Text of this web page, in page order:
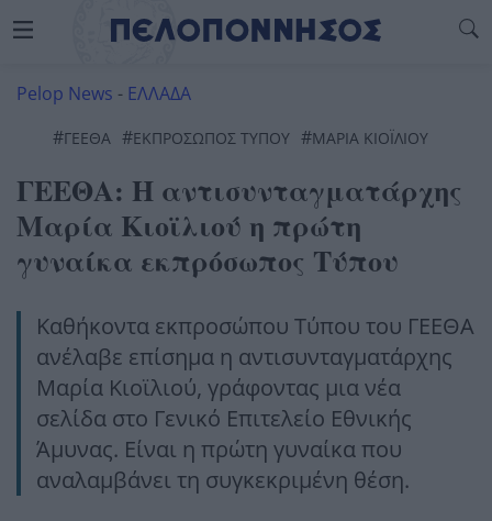
Pelop News - ΕΛΛΑΔΑ
#ΓΕΕΘΑ #ΕΚΠΡΟΣΩΠΟΣ ΤΥΠΟΥ #ΜΑΡΙΑ ΚΙΟΪΛΙΟΥ
ΓΕΕΘΑ: Η αντισυνταγματάρχης
Μαρία Κιοϊλιού η πρώτη
γυναίκα εκπρόσωπος Τύπου
Καθήκοντα εκπροσώπου Τύπου του ΓΕΕΘΑ
ανέλαβε επίσημα η αντισυνταγματάρχης
Μαρία Κιοϊλιού, γράφοντας μια νέα
σελίδα στο Γενικό Επιτελείο Εθνικής
Άμυνας. Είναι η πρώτη γυναίκα που
αναλαμβάνει τη συγκεκριμένη θέση.